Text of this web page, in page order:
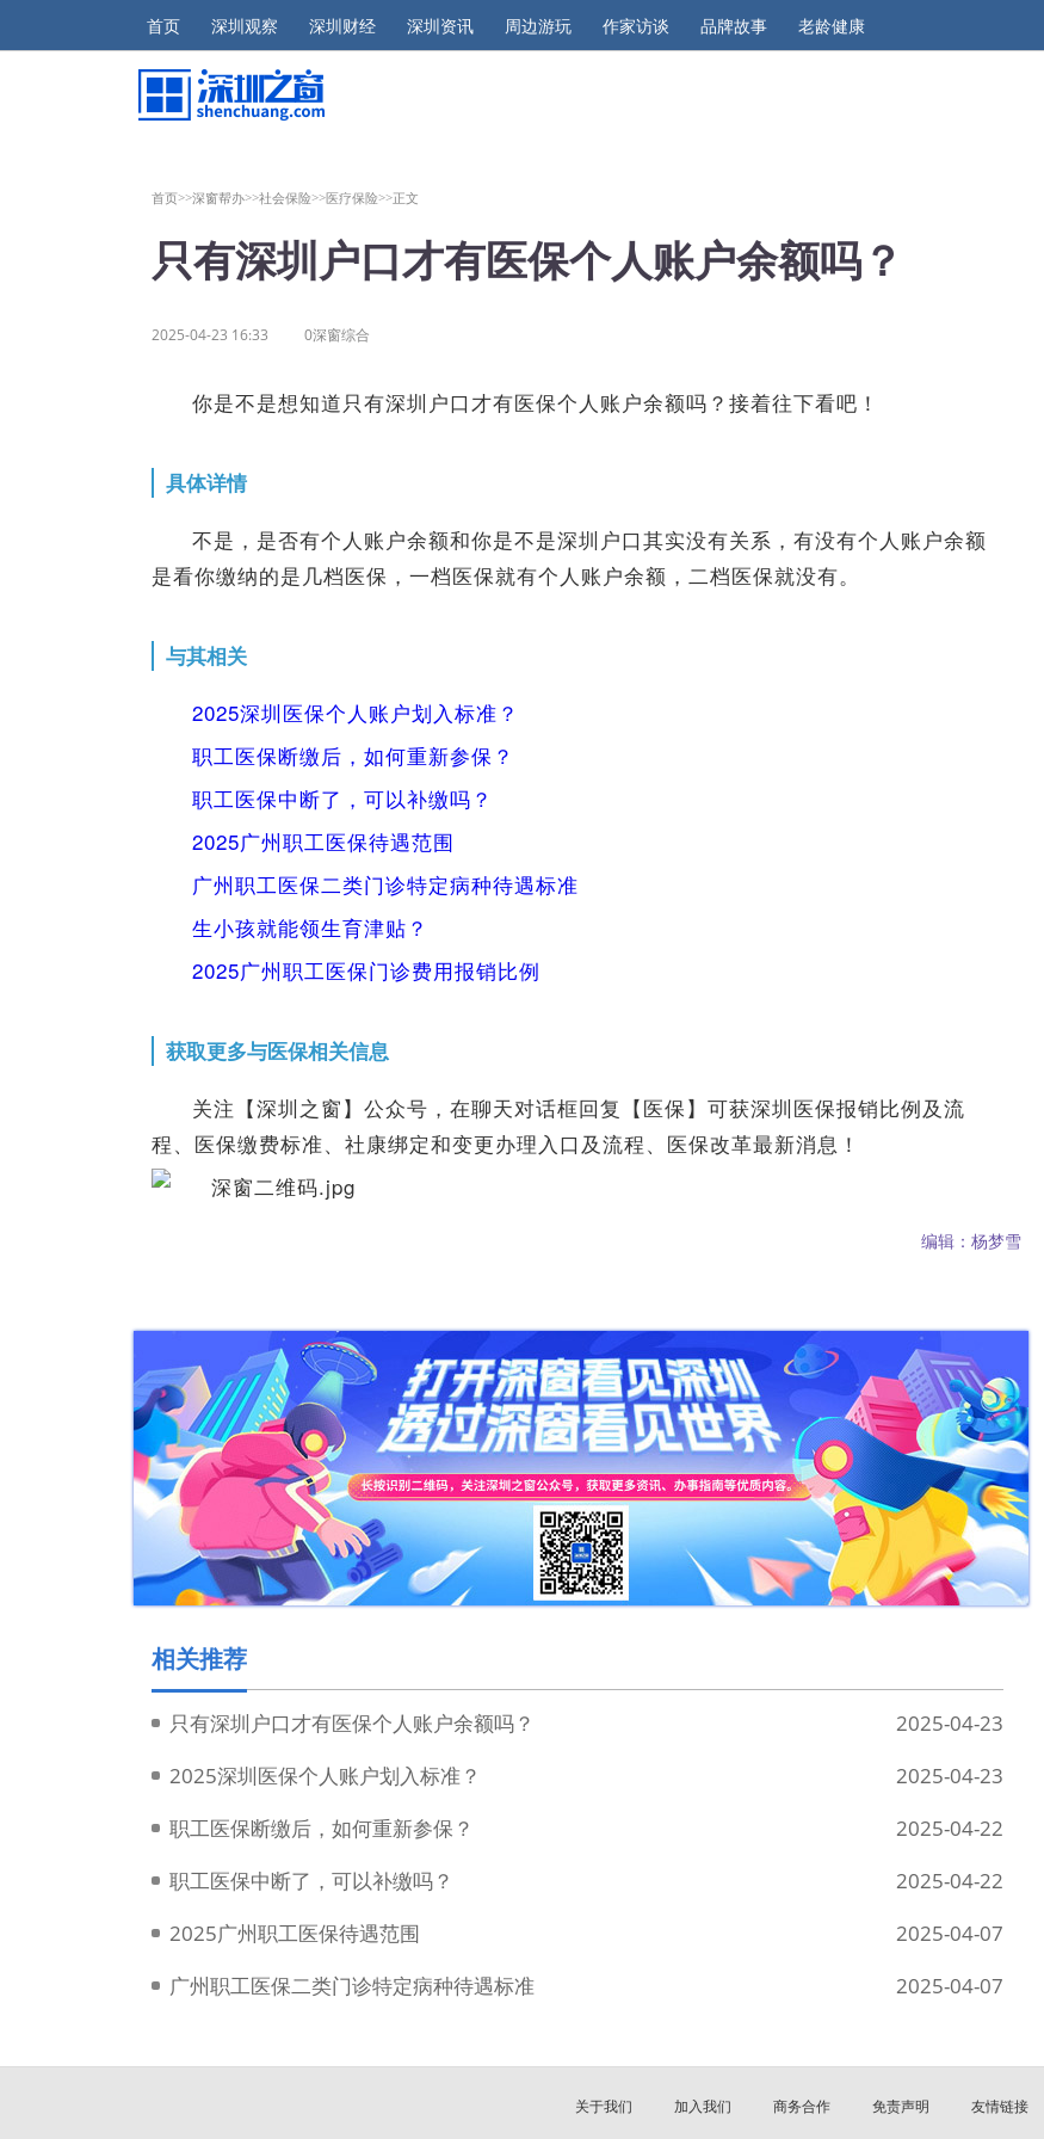
首页 深圳观察 深圳财经 深圳资讯 周边游玩 作家访谈 品牌故事 老龄健康
首页>>深窗帮办>>社会保险>>医疗保险>>正文
只有深圳户口才有医保个人账户余额吗？
2025-04-23 16:33 0深窗综合
你是不是想知道只有深圳户口才有医保个人账户余额吗？接着往下看吧！
具体详情
不是，是否有个人账户余额和你是不是深圳户口其实没有关系，有没有个人账户余额
是看你缴纳的是几档医保，一档医保就有个人账户余额，二档医保就没有。
与其相关
2025深圳医保个人账户划入标准？
职工医保断缴后，如何重新参保？
职工医保中断了，可以补缴吗？
2025广州职工医保待遇范围
广州职工医保二类门诊特定病种待遇标准
生小孩就能领生育津贴？
2025广州职工医保门诊费用报销比例
获取更多与医保相关信息
关注【深圳之窗】公众号，在聊天对话框回复【医保】可获深圳医保报销比例及流
程、医保缴费标准、社康绑定和变更办理入口及流程、医保改革最新消息！
编辑：杨梦雪
相关推荐
只有深圳户口才有医保个人账户余额吗？
2025-04-23
2025深圳医保个人账户划入标准？
2025-04-23
职工医保断缴后，如何重新参保？
2025-04-22
职工医保中断了，可以补缴吗？
2025-04-22
2025广州职工医保待遇范围
2025-04-07
广州职工医保二类门诊特定病种待遇标准
2025-04-07
关于我们 加入我们 商务合作 免责声明 友情链接